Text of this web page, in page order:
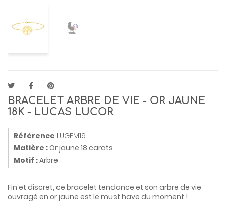
BRACELET ARBRE DE VIE - OR JAUNE
18K - LUCAS LUCOR
Référence LUGFM19
Matière :Or jaune 18 carats
Motif :Arbre
Fin et discret, ce bracelet tendance et son arbre de vie
ouvragé en or jaune est le must have du moment !